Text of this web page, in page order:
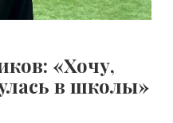
«Хочу,
в школы»